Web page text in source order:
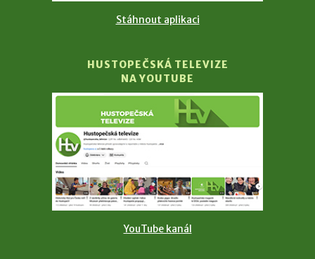
Stáhnout aplikaci
HUSTOPEČSKÁ TELEVIZE
NA YOUTUBE
YouTube kanál